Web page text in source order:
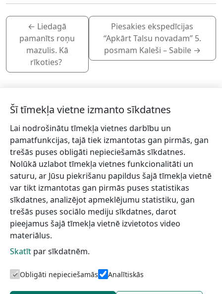
← Liedagā
pamanīts roņu
mazulis. Kā
rīkoties?
Piesakies ekspedīcijas
“Apkārt Talsu novadam” 5.
posmam Kaleši – Sabile →
Piesakies jaunumiem!
Pieraksties jaunumiem e-pastā un nepalaid garām
jaunākās aktualitātes.
Vēlos saņemt jaunumus uz norādīto e-pasta adresi.
Informācijai
Šī tīmekļa vietne izmanto sīkdatnes
Lai nodrošinātu tīmekļa vietnes darbību un
pamatfunkcijas, tajā tiek izmantotas gan pirmās, gan
trešās puses obligāti nepieciešamās sīkdatnes.
Nolūkā uzlabot tīmekļa vietnes funkcionalitāti un
saturu, ar Jūsu piekrišanu papildus šajā tīmekļa vietnē
var tikt izmantotas gan pirmās puses statistikas
sīkdatnes, analizējot apmeklējumu statistiku, gan
trešās puses sociālo mediju sīkdatnes, darot
pieejamus šajā tīmekļa vietnē izvietotos video
materiālus.
Skatīt par sīkdatnēm.
Obligāti nepieciešamās Analītiskās